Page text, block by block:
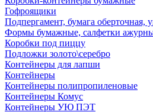
Гофроящики
Подпергамент, бумага оберточная,
Формы бумажные, салфетки
Коробки под пиццу
Подложки золото\серебро
Контейнеры для лапши
Контейнеры
Контейнеры полипропиленовые
Контейнеры Комус
Контейнеры УЮ ПЭТ